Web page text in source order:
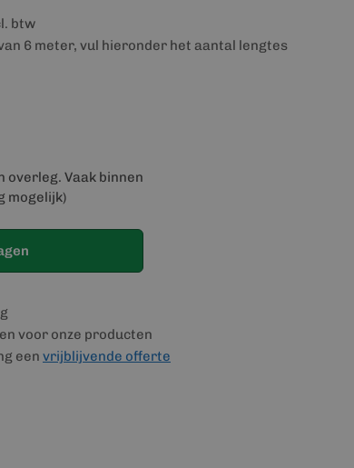
btw
6 meter, vul hieronder het aantal lengtes
overleg. Vaak binnen
mogelijk)
voor onze producten
een vrijblijvende offerte